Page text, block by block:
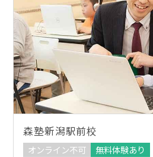
森塾新潟駅前校
オンライン不可
無料体験あり